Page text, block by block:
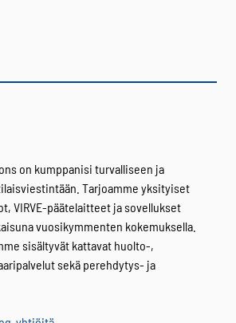
on kumppanisi turvalliseen ja
Tarjoamme yksityiset
VIRVE-päätelaitteet ja sovellukset
vuosikymmenten kokemuksella.
sisältyvät kattavat huolto-,
sekä perehdytys- ja